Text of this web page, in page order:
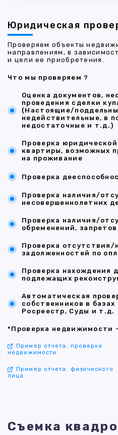
Юридическая
Проверяем объекты
направлениям, в
и цели ее приобретения.
Что мы проверяем ?
Оценка документов,
проведения сделки
(Настоящие/
недействительные, в
недостаточные и т.д.)
Проверка
квартиры, возможных
на проживание
Проверка
Проверка наличия/
несовершеннолетних
Проверка наличия/
обременений, запретов
Проверка отсутствия/
задолженностей по
Проверка нахождения
подлежащих
Автоматическая
собственников в
Росреестр, Суды и т.д.
*Проверка недвижимости
Пример отчета: проверка
недвижимости
Пример отчета: физического
лица
Съемка